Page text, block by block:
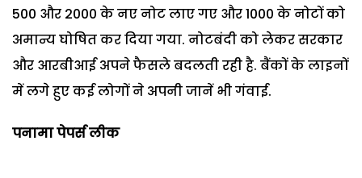
500 और 2000 के नए नोट लाए गए और 1000 के नोटों को
अमान्य घोषित कर दिया गया. नोटबंदी को लेकर सरकार
और आरबीआई अपने फैसले बदलती रही है. बैंकों के लाइनों
में लगे हुए कई लोगों ने अपनी जानें भी गंवाई.
पनामा पेपर्स लीक